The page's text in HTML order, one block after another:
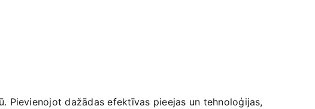
Pievienojot dažādas‌ efektīvas⁣ pieejas un tehnoloģijas,